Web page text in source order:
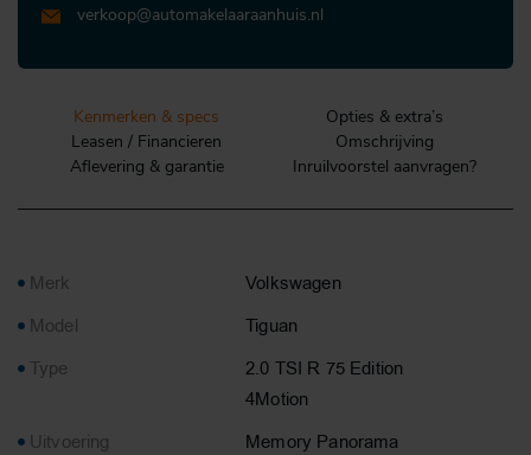
verkoop@automakelaaraanhuis.nl
Kenmerken & specs
Opties & extra’s
Leasen / Financieren
Omschrijving
Aflevering & garantie
Inruilvoorstel aanvragen?
Merk
Volkswagen
Model
Tiguan
Type
2.0 TSI R 75 Edition
4Motion
Uitvoering
Memory Panorama